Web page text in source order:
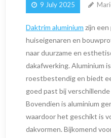
9 July 2025
Daktrim aluminium zijn
huiseigenaren en
naar duurzame en
dakafwerking. Aluminium
roestbestendig en biedt
goed past bij
Bovendien is aluminium
waardoor het geschikt is
dakvormen. Bijkomend